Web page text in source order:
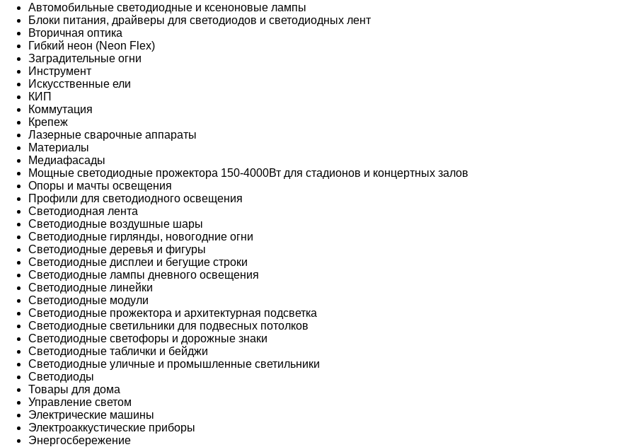
Автомобильные светодиодные и ксеноновые лампы
Блоки питания, драйверы для светодиодов и светодиодных лент
Вторичная оптика
Гибкий неон (Neon Flex)
Заградительные огни
Инструмент
Искусственные ели
КИП
Коммутация
Крепеж
Лазерные сварочные аппараты
Материалы
Медиафасады
Мощные светодиодные прожектора 150-4000Вт для стадионов и концертных залов
Опоры и мачты освещения
Профили для светодиодного освещения
Светодиодная лента
Светодиодные воздушные шары
Светодиодные гирлянды, новогодние огни
Светодиодные деревья и фигуры
Светодиодные дисплеи и бегущие строки
Светодиодные лампы дневного освещения
Светодиодные линейки
Светодиодные модули
Светодиодные прожектора и архитектурная подсветка
Светодиодные светильники для подвесных потолков
Светодиодные светофоры и дорожные знаки
Светодиодные таблички и бейджи
Светодиодные уличные и промышленные светильники
Светодиоды
Товары для дома
Управление светом
Электрические машины
Электроаккустические приборы
Энергосбережение